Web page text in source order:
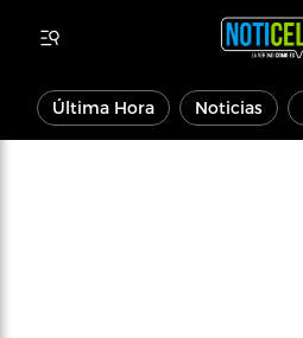
Última Hora Noticias